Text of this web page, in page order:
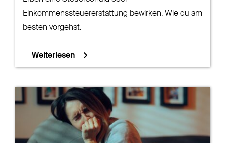
Einkommenssteuererstattung bewirken. Wie du am
besten vorgehst.
Weiterlesen